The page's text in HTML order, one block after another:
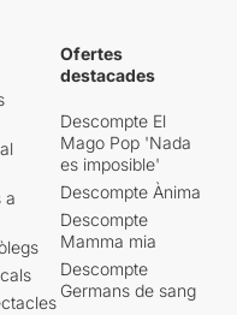
a
Ofertes
destacades
Descompte El
Mago Pop 'Nada
es imposible'
Descompte Ànima
Descompte
Mamma mia
Descompte
Germans de sang